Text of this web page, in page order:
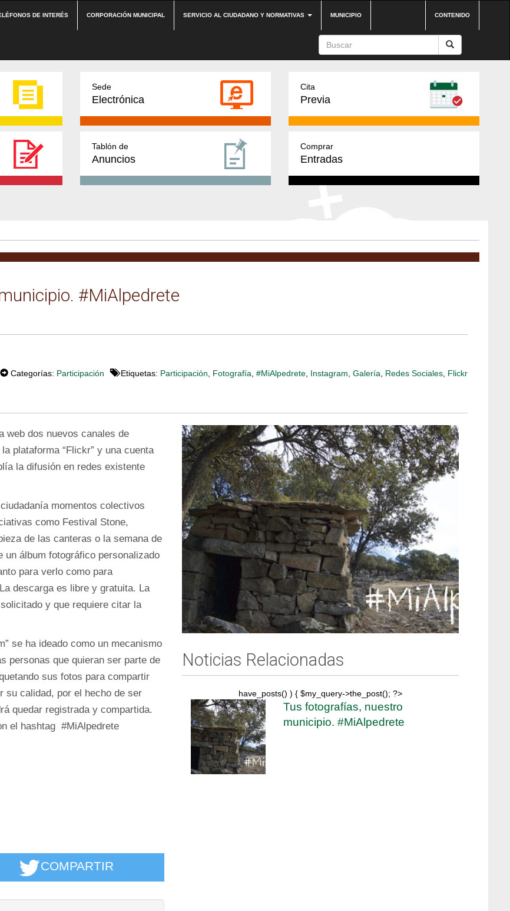
DE INTERÉS CORPORACIÓN MUNICIPAL SERVICIO AL CIUDADANO Y NORMATIVAS MUNICIPIO CONTENIDO
Sede
Electrónica
Cita
Previa
Tablón de
Anuncios
Comprar
Entradas
#MiAlpedrete
Categorías: Participación Etiquetas: Participación Fotografía #MiAlpedrete Instagram Galería Redes Sociales Flickr
web dos nuevos canales de
plataforma “Flickr” y una cuenta
la difusión en redes existente
momentos colectivos
como Festival Stone,
de las canteras o la semana de
álbum fotográfico personalizado
para verlo como para
descarga es libre y gratuita. La
y que requiere citar la
se ha ideado como un mecanismo
personas que quieran ser parte de
sus fotos para compartir
su calidad, por el hecho de ser
quedar registrada y compartida.
el hashtag #MiAlpedrete
COMPARTIR
Noticias Relacionadas
have_posts() ) { $my_query->the_post(); ?>
Tus fotografías, nuestro
municipio. #MiAlpedrete